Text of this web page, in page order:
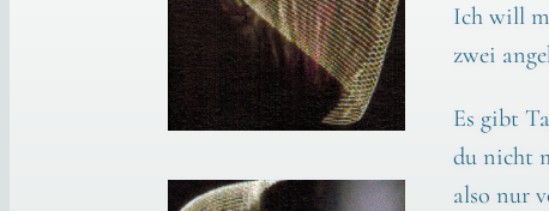
Ich will
zwei
Es gibt
du nicht
also nur